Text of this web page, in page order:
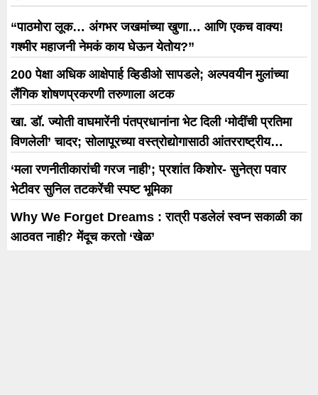
“पाठमोरा लूक… अंगभर जखमांच्या खुणा… आणि एकच वाक्य!
गश्मीर महाजनी नेमकं काय घेऊन येतोय?”
200 पेक्षा अधिक आक्षेपार्ह व्हिडीओ सापडले; अल्पवयीन मुलांच्या
लैंगिक शोषणप्रकरणी तरुणाला अटक
खा. डॉ. ज्योती वाघमारेंनी पंतप्रधानांना भेट दिली ‘मोदींची प्रतिमा
विणलेली’ चादर; सोलापूरच्या वस्त्रोद्योगासाठी आंतरराष्ट्रीय
धोरणाची मागणी
‘मला रणनीतीकारांची गरज नाही’; प्रशांत किशोर- सुनेत्रा पवार
भेटीवर सुनिल तटकरेंची स्पष्ट भूमिका
Why We Forget Dreams : रात्री पडलेलं स्वप्न सकाळी का
आठवत नाही? मेंदूच करतो ‘खेळ’